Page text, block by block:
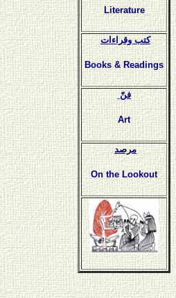
Literature
كتب وقراءات
Books & Readings
فنّ
Art
مرصد
On the Lookout